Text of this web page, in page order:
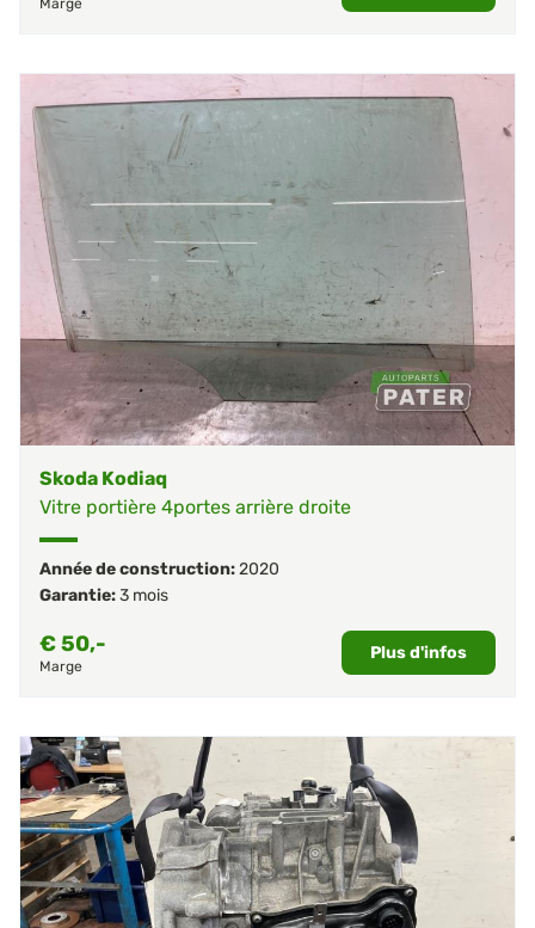
Marge
Skoda Kodiaq
Vitre portière 4portes arrière droite
Année de construction:2020
Garantie:3 mois
€50,-
Marge
Plus d'infos